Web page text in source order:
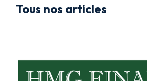
Tous nos articles